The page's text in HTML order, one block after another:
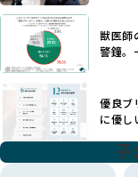
くありません。
また、健康リスク
が行き届かない多
ング手法は、ワン
るブリーダーによ
題となっています。
BreederFamiliesで
リーディングをな
うに大切に飼育・
できるかどうかは
す。
優良ブリーダーは
繁殖を行い、各犬種
犬種ごとの健康管
ことが可能です。
一方、営利優先ブ
増やす傾向があり
環境を十分に考慮
獣医師
警鐘。
優良ブ
に優し
子